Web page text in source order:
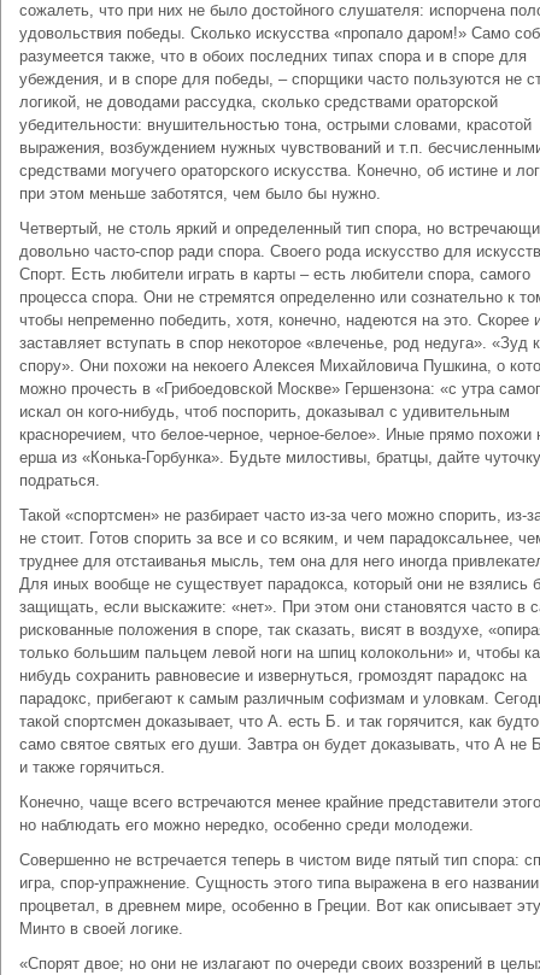
сожалеть, что при них не было достойного слушателя: испорчена
удовольствия победы. Сколько искусства «пропало даром!» Само
разумеется также, что в обоих последних типах спора и в споре для
убеждения, и в споре для победы, – спорщики часто пользуются не
логикой, не доводами рассудка, сколько средствами ораторской
убедительности: внушительностью тона, острыми словами, красотой
выражения, возбуждением нужных чувствований и т.п.
средствами могучего ораторского искусства. Конечно, об истине и
при этом меньше заботятся, чем было бы нужно.
Четвертый, не столь яркий и определенный тип спора, но
довольно часто-спор ради спора. Своего рода искусство для
Спорт. Есть любители играть в карты – есть любители спора, самого
процесса спора. Они не стремятся определенно или сознательно к
чтобы непременно победить, хотя, конечно, надеются на это. Скорее
заставляет вступать в спор некоторое «влеченье, род недуга». «Зуд к
спору». Они похожи на некоего Алексея Михайловича Пушкина, о
можно прочесть в «Грибоедовской Москве» Гершензона: «с утра
искал он кого-нибудь, чтоб поспорить, доказывал с удивительным
красноречием, что белое-черное, черное-белое». Иные прямо похожи
ерша из «Конька-Горбунка». Будьте милостивы, братцы, дайте чуточку
подраться.
Такой «спортсмен» не разбирает часто из-за чего можно спорить, из-
не стоит. Готов спорить за все и со всяким, и чем парадоксальнее,
труднее для отстаиванья мысль, тем она для него иногда
Для иных вообще не существует парадокса, который они не взялись
защищать, если выскажите: «нет». При этом они становятся часто в
рискованные положения в споре, так сказать, висят в воздухе,
только большим пальцем левой ноги на шпиц колокольни» и, чтобы
нибудь сохранить равновесие и извернуться, громоздят парадокс на
парадокс, прибегают к самым различным софизмам и уловкам.
такой спортсмен доказывает, что А. есть Б. и так горячится, как
само святое святых его души. Завтра он будет доказывать, что А не
и также горячиться.
Конечно, чаще всего встречаются менее крайние представители
но наблюдать его можно нередко, особенно среди молодежи.
Совершенно не встречается теперь в чистом виде пятый тип спора:
игра, спор-упражнение. Сущность этого типа выражена в его
процветал, в древнем мире, особенно в Греции. Вот как описывает
Минто в своей логике.
«Спорят двое; но они не излагают по очереди своих воззрений в